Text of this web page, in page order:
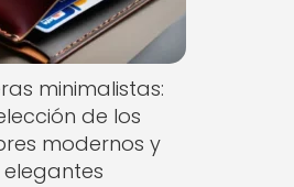
minimalistas:
de los
modernos y
elegantes